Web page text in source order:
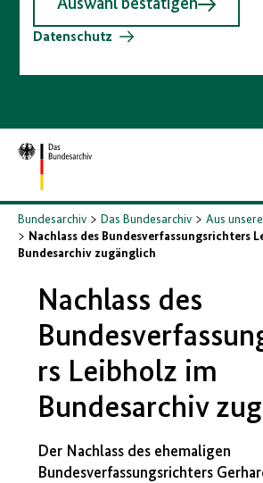
Auswahl bestätigen
Datenschutz
Zur
Startseite
Bundesarchiv Das Bundesarchiv
Aus
Nachlass des Bundesverfassungsrichters
Bundesarchiv zugänglich
Nachlass des
rs Leibholz im
Bundesarchiv
Der Nachlass des ehemaligen
Bundesverfassungsrichters